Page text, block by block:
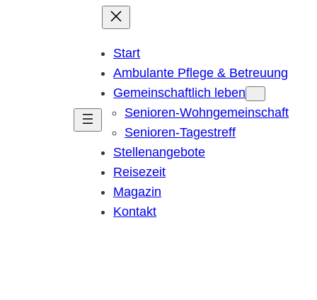
Start
Ambulante Pflege & Betreuung
Gemeinschaftlich leben
Senioren-Wohngemeinschaft
Senioren-Tagestreff
Stellenangebote
Reisezeit
Magazin
Kontakt